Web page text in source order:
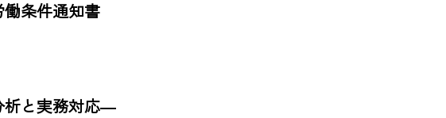
条件通知書
と実務対応―